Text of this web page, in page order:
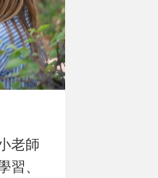
老師
、